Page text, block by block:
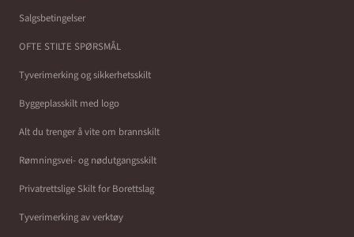
Salgsbetingelser
OFTE STILTE SPØRSMÅL
Tyverimerking og sikkerhetsskilt
Byggeplasskilt med logo
Alt du trenger å vite om brannskilt
Rømningsvei- og nødutgangsskilt
Privatrettslige Skilt for Borettslag
Tyverimerking av verktøy